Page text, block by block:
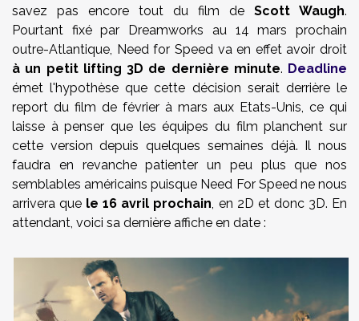
savez pas encore tout du film de Scott Waugh.
Pourtant fixé par Dreamworks au 14 mars prochain
outre-Atlantique, Need for Speed va en effet avoir droit
à un petit lifting 3D de dernière minute. Deadline
émet l'hypothèse que cette décision serait derrière le
report du film de février à mars aux Etats-Unis, ce qui
laisse à penser que les équipes du film planchent sur
cette version depuis quelques semaines déjà. Il nous
faudra en revanche patienter un peu plus que nos
semblables américains puisque Need For Speed ne nous
arrivera que le 16 avril prochain, en 2D et donc 3D. En
attendant, voici sa dernière affiche en date :